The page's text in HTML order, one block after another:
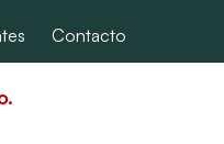
Contacto